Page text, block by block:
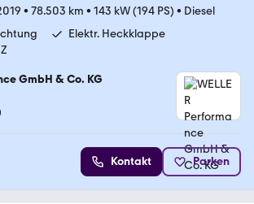
• 78.503 km • 143 kW (194 PS) • Diesel
Elektr. Heckklappe
GmbH & Co. KG
Kontakt Parken